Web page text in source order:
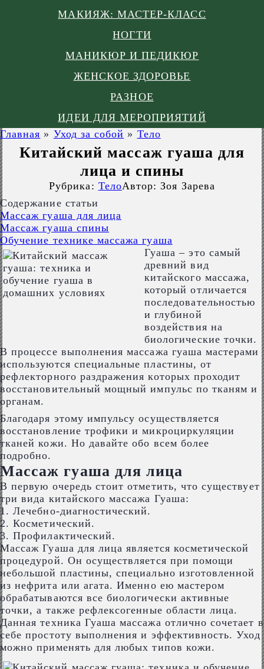
МАКИЯЖ: МАСТЕР-КЛАСС
НОГТИ
МАНИКЮР И ПЕДИКЮР
ЖЕНСКОЕ ЗДОРОВЬЕ
РАЗНОЕ
ИДЕИ ДЛЯ МЕРОПРИЯТИЙ
Главная » Уход за собой » Тело
Китайский массаж гуаша для
лица и спины
Рубрика: ТелоАвтор: Зоя Зарева
Содержание статьи
Массаж гуаша для лица
Массаж гуаша спины
Обучение технике массажа гуаша
Гуаша – это самый
древний вид
китайского массажа,
который отличается
последовательностью
и глубиной
воздействия на
биологические точки.
В процессе выполнения массажа гуаша мастерами
используются специальные пластины, от
рефлекторного раздражения которых проходит
восстановительный мощный импульс по тканям и
органам.
Благодаря этому импульсу осуществляется
восстановление трофики и микроциркуляции
тканей кожи. Но давайте обо всем более
подробно.
Массаж гуаша для лица
В первую очередь стоит отметить, что существует
три вида китайского массажа Гуаша:
1. Лечебно-диагностический.
2. Косметический.
3. Профилактический.
Массаж Гуаша для лица является косметической
процедурой. Он осуществляется при помощи
небольшой пластины, специально изготовленной
из нефрита или агата. Именно ею мастером
обрабатываются все биологически активные
точки, а также рефлексогенные области лица.
Данная техника Гуаша массажа отлично сочетает в
себе простоту выполнения и эффективность. Уход
можно применять для любых типов кожи.